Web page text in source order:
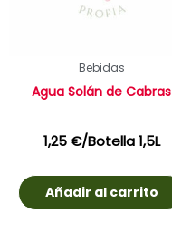
Bebidas
Agua Solán de Cabras
1,25€/Botella 1,5L
Añadir al carrito